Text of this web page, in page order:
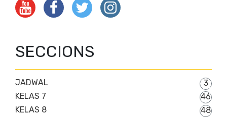
SECCIONS
JADWAL
3
KELAS 7
46
KELAS 8
48